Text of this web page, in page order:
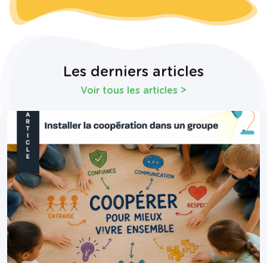
Les derniers articles
Voir tous les articles >